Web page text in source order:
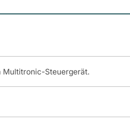
Multitronic-Steuergerät.